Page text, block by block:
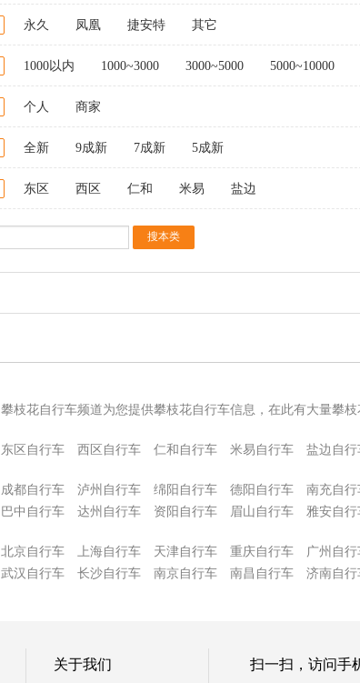
永久 凤凰 捷安特 其它
1000以内 1000~3000 3000~5000 5000~10000
个人 商家
全新 9成新 7成新 5成新
东区 西区 仁和 米易 盐边
攀枝花自行车频道为您提供攀枝花自行车信息，在此有大量攀
东区自行车 西区自行车 仁和自行车 米易自行车 盐边自行
成都自行车 泸州自行车 绵阳自行车 德阳自行车 南充自行
巴中自行车
达州自行车 资阳自行车 眉山自行车 雅安自行
北京自行车 上海自行车 天津自行车 重庆自行车 广州自行
武汉自行车
长沙自行车 南京自行车 南昌自行车 济南自行
关于我们 扫一扫，访问手